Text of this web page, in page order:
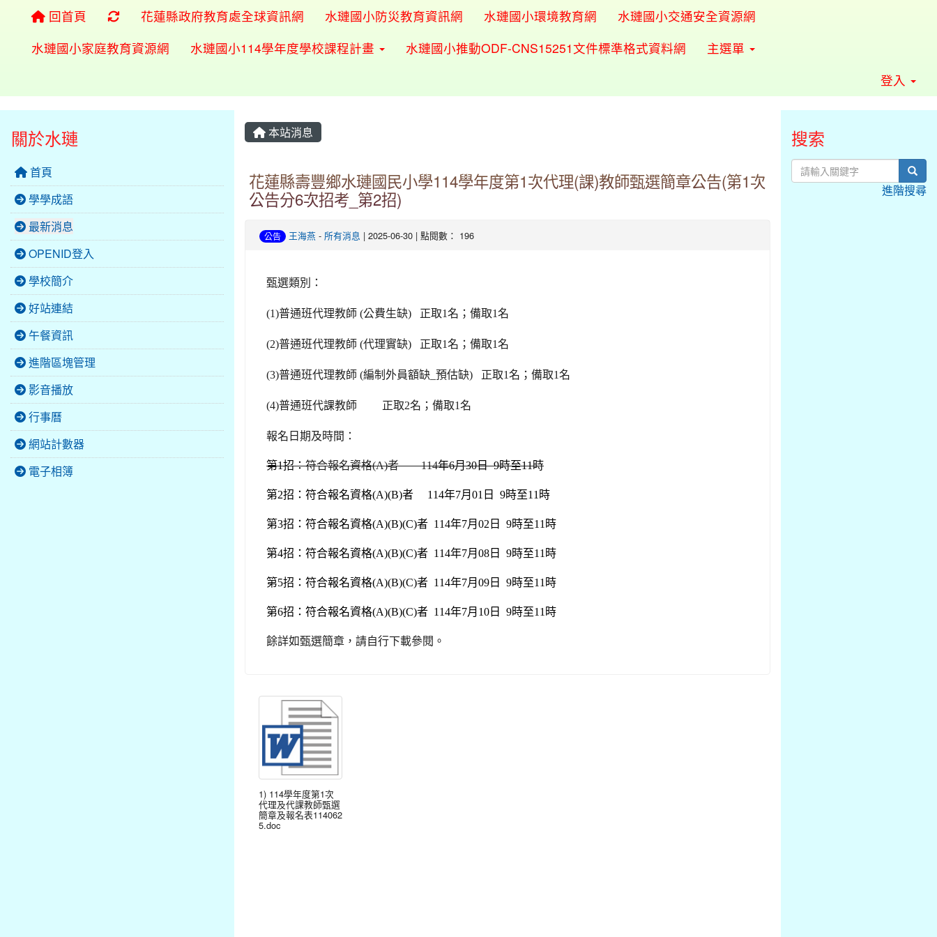
回首頁 重新取得佈景設定
花蓮縣政府教育處全球資訊網 水璉國小防災教育資訊網 水璉國小環境教育網
水璉國小交通安全資源網
水璉國小家庭教育資源網
水璉國小114學年度學校課程計畫 水璉國小推動ODF-CNS15251文件標準格式資料網
主選單
登入
本站消息
花蓮縣壽豐鄉水璉國民小學114學年度第1次代理(課)教師甄選簡章公告(第1次
公告分6次招考_第2招)
公告 王海燕 - 所有消息 | 2025-06-30 | 點閱數： 196
甄選類別：
(1)普通班代理教師 (公費生缺) 正取1名；備取1名
(2)普通班代理教師 (代理實缺) 正取1名；備取1名
(3)普通班代理教師 (編制外員額缺_預估缺) 正取1名；備取1名
(4)普通班代課教師 正取2名；備取1名
報名日期及時間：
第1招：符合報名資格(A)者 114年6月30日 9時至11時
第2招：符合報名資格(A)(B)者 114年7月01日 9時至11時
第3招：符合報名資格(A)(B)(C)者 114年7月02日 9時至11時
第4招：符合報名資格(A)(B)(C)者 114年7月08日 9時至11時
第5招：符合報名資格(A)(B)(C)者 114年7月09日 9時至11時
第6招：符合報名資格(A)(B)(C)者 114年7月10日 9時至11時
餘詳如甄選簡章，請自行下載參閱。
1) 114學年度第1次
代理及代課教師甄選
簡章及報名表114062
5.doc
關於水璉
首頁
學學成語
最新消息
OPENID登入
學校簡介
好站連結
午餐資訊
進階區塊管理
影音播放
行事曆
網站計數器
電子相簿
搜索
進階搜尋